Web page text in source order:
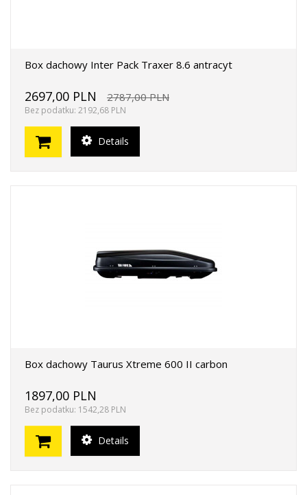
Box dachowy Inter Pack Traxer 8.6 antracyt
2697,00 PLN 2787,00 PLN
Bez podatku: 2192,68 PLN
Details
Box dachowy Taurus Xtreme 600 II carbon
1897,00 PLN
Bez podatku: 1542,28 PLN
Details